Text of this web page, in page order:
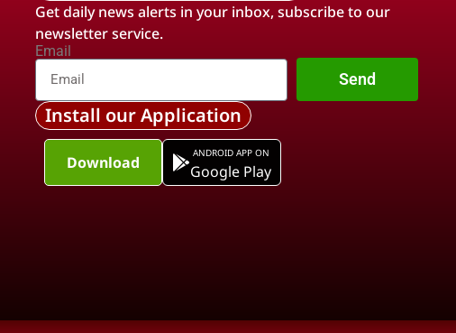
Get daily news alerts in your inbox, subscribe to our
newsletter service.
Email
Send
Install our Application
Download ANDROID APP ON
Google Play